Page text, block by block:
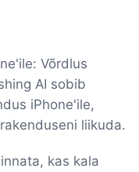
Võrdlus
AI sobib
iPhone'ile,
liikuda.
kas kala